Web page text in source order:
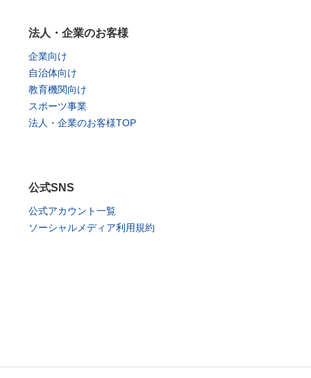
法人・企業のお客様
企業向け
自治体向け
教育機関向け
スポーツ事業
法人・企業のお客様TOP
公式SNS
公式アカウント一覧
ソーシャルメディア利用規約